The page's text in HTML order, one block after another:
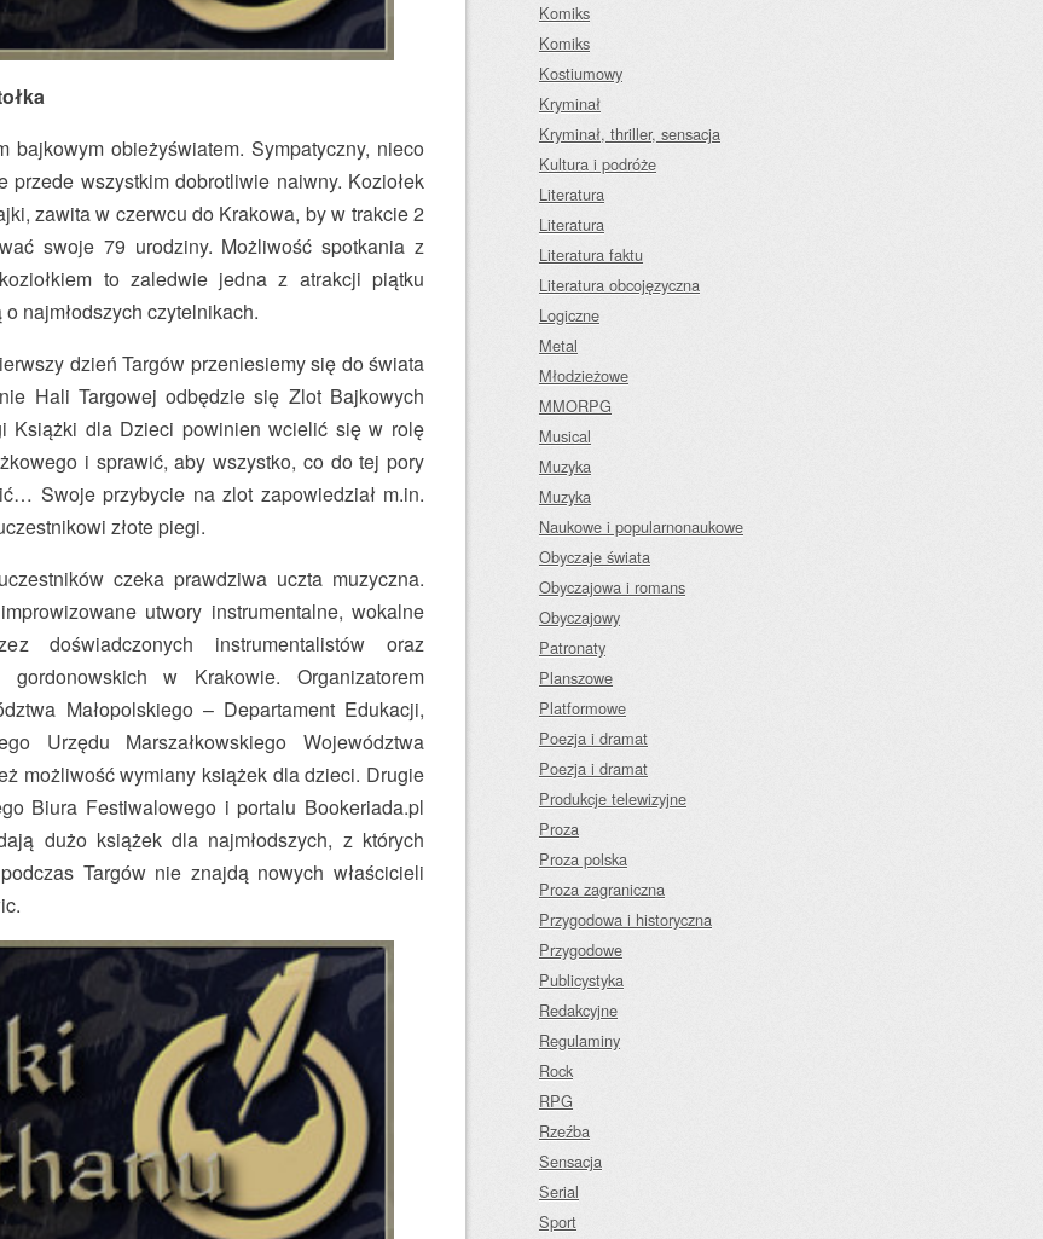
bajkowym obieżyświatem. Sympatyczny, nieco
przede wszystkim dobrotliwie naiwny. Koziołek
zawita w czerwcu do Krakowa, by w trakcie 2
swoje 79 urodziny. Możliwość spotkania z
to zaledwie jedna z atrakcji piątku
najmłodszych czytelnikach.
dzień Targów przeniesiemy się do świata
Hali Targowej odbędzie się Zlot Bajkowych
Książki dla Dzieci powinien wcielić się w rolę
i sprawić, aby wszystko, co do tej pory
Swoje przybycie na zlot zapowiedział m.in.
złote piegi.
czeka prawdziwa uczta muzyczna.
utwory instrumentalne, wokalne
doświadczonych instrumentalistów oraz
w Krakowie. Organizatorem
Małopolskiego – Departament Edukacji,
Urzędu Marszałkowskiego Województwa
możliwość wymiany książek dla dzieci. Drugie
Biura Festiwalowego i portalu Bookeriada.pl
dużo książek dla najmłodszych, z których
Targów nie znajdą nowych właścicieli
Komiks
Komiks
Kostiumowy
Kryminał
Kryminał, thriller, sensacja
Kultura i podróże
Literatura
Literatura
Literatura faktu
Literatura obcojęzyczna
Logiczne
Metal
Młodzieżowe
MMORPG
Musical
Muzyka
Muzyka
Naukowe i popularnonaukowe
Obyczaje świata
Obyczajowa i romans
Obyczajowy
Patronaty
Planszowe
Platformowe
Poezja i dramat
Poezja i dramat
Produkcje telewizyjne
Proza
Proza polska
Proza zagraniczna
Przygodowa i historyczna
Przygodowe
Publicystyka
Redakcyjne
Regulaminy
Rock
RPG
Rzeźba
Sensacja
Serial
Sport